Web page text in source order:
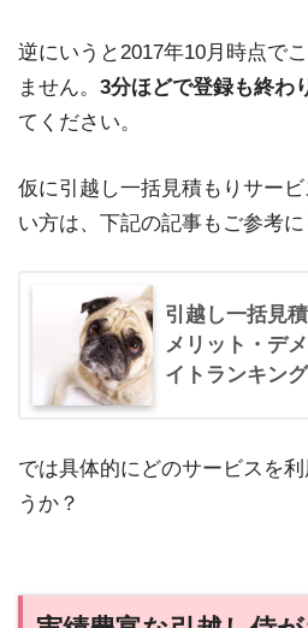
逆にいうと2017年10月時点で
ません。 3分ほどで登録も終わ
てください。
仮に引越し一括見積もりサー
い方は、下記の記事もご参考に
引越し一括見
メリット・デ
イトランキング
では具体的にどのサービスを
うか？